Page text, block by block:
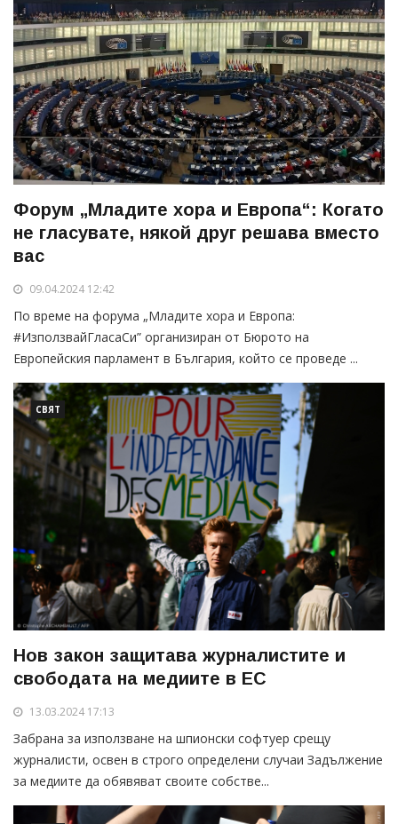
Форум „Младите хора и Европа“: Когато
не гласувате, някой друг решава вместо
вас
09.04.2024 12:42
По време на форума „Mладите хора и Европа:
#ИзползвайГласаСи” организиран от Бюрото на
Европейския парламент в България, който се проведе ...
СВЯТ
Нов закон защитава журналистите и
свободата на медиите в ЕС
13.03.2024 17:13
Забрана за използване на шпионски софтуер срещу
журналисти, освен в строго определени случаи Задължение
за медиите да обявяват своите собстве...